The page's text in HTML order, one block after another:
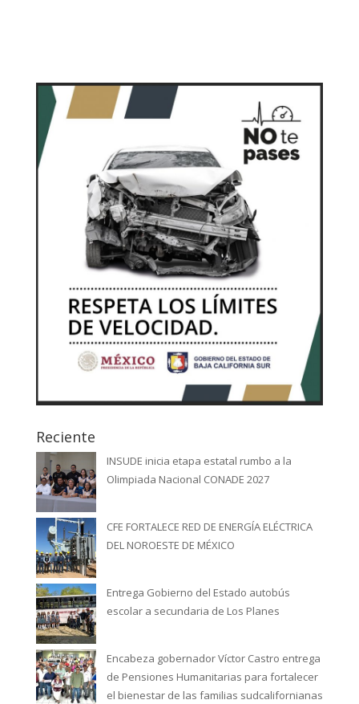
Reciente
INSUDE inicia etapa estatal rumbo a la
Olimpiada Nacional CONADE 2027
CFE FORTALECE RED DE ENERGÍA ELÉCTRICA
DEL NOROESTE DE MÉXICO
Entrega Gobierno del Estado autobús
escolar a secundaria de Los Planes
Encabeza gobernador Víctor Castro entrega
de Pensiones Humanitarias para fortalecer
el bienestar de las familias sudcalifornianas